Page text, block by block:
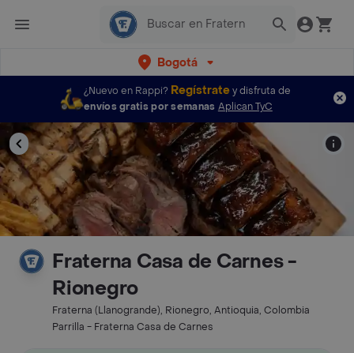
Bogotá
¿Nuevo en Rappi? Regístratey disfruta de
envíos gratis por semanas Aplican TyC
Fraterna Casa de Carnes -
Rionegro
Fraterna (Llanogrande), Rionegro, Antioquia, Colombia
Parrilla - Fraterna Casa de Carnes